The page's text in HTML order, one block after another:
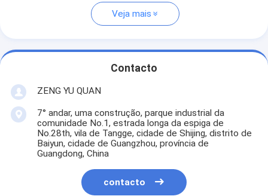
Veja mais
Contacto
ZENG YU QUAN
7° andar, uma construção, parque industrial da
comunidade No.1, estrada longa da espiga de
No.28th, vila de Tangge, cidade de Shijing, distrito de
Baiyun, cidade de Guangzhou, província de
Guangdong, China
contacto